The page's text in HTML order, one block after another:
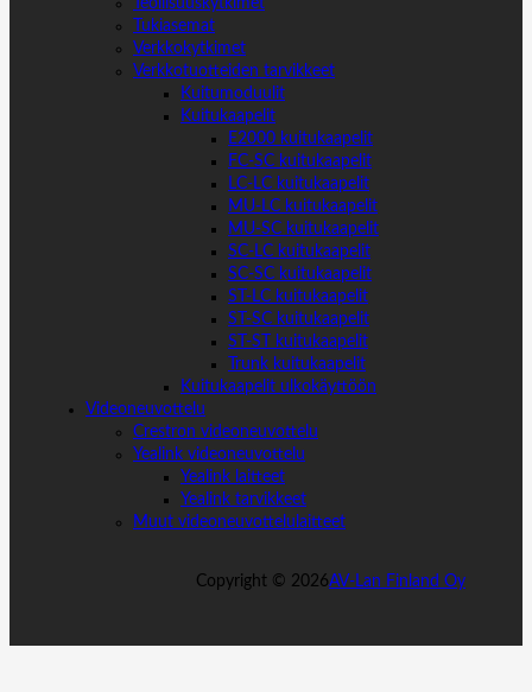
Teollisuuskytkimet
Tukiasemat
Verkkokytkimet
Verkkotuotteiden tarvikkeet
Kuitumoduulit
Kuitukaapelit
E2000 kuitukaapelit
FC-SC kuitukaapelit
LC-LC kuitukaapelit
MU-LC kuitukaapelit
MU-SC kuitukaapelit
SC-LC kuitukaapelit
SC-SC kuitukaapelit
ST-LC kuitukaapelit
ST-SC kuitukaapelit
ST-ST kuitukaapelit
Trunk kuitukaapelit
Kuitukaapelit ulkokäyttöön
Videoneuvottelu
Crestron videoneuvottelu
Yealink videoneuvottelu
Yealink laitteet
Yealink tarvikkeet
Muut videoneuvottelulaitteet
Copyright © 2026AV-Lan Finland Oy